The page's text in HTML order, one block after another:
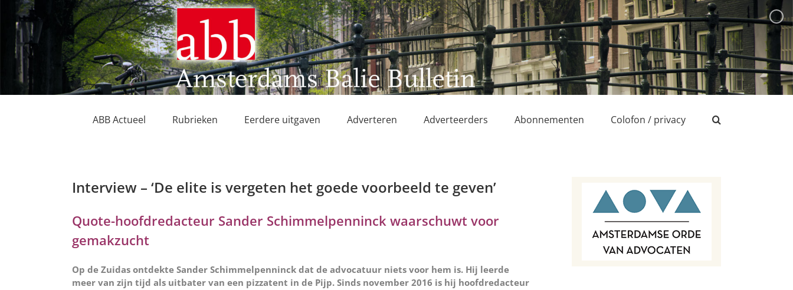
naar
inhoud
ABB Actueel Rubrieken Eerdere uitgaven Adverteren Adverteerders Abonnementen Colofon / privacy
Interview – ‘De elite is vergeten het goede voorbeeld te geven’
Quote-hoofdredacteur Sander Schimmelpenninck waarschuwt voor
gemakzucht
Op de Zuidas ontdekte Sander Schimmelpenninck dat de advocatuur niets voor hem is. Hij leerde
meer van zijn tijd als uitbater van een pizzatent in de Pijp. Sinds november 2016 is hij hoofdredacteur